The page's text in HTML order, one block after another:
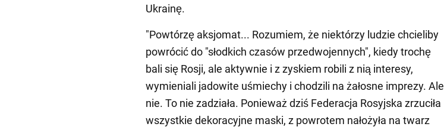
Ukrainę.
"Powtórzę aksjomat... Rozumiem, że niektórzy ludzie chcieliby
powrócić do "słodkich czasów przedwojennych", kiedy trochę
bali się Rosji, ale aktywnie i z zyskiem robili z nią interesy,
wymieniali jadowite uśmiechy i chodzili na żałosne imprezy. Ale
nie. To nie zadziała. Ponieważ dziś Federacja Rosyjska zrzuciła
wszystkie dekoracyjne maski, z powrotem nałożyła na twarz